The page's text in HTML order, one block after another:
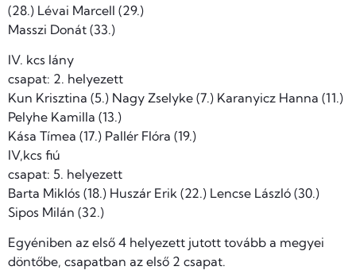
(28.) Lévai Marcell (29.)
Masszi Donát (33.)
IV. kcs lány
csapat: 2. helyezett
Kun Krisztina (5.) Nagy Zselyke (7.) Karanyicz Hanna (11.)
Pelyhe Kamilla (13.)
Kása Tímea (17.) Pallér Flóra (19.)
IV,kcs fiú
csapat: 5. helyezett
Barta Miklós (18.) Huszár Erik (22.) Lencse László (30.)
Sipos Milán (32.)
Egyéniben az első 4 helyezett jutott tovább a megyei
döntőbe, csapatban az első 2 csapat.